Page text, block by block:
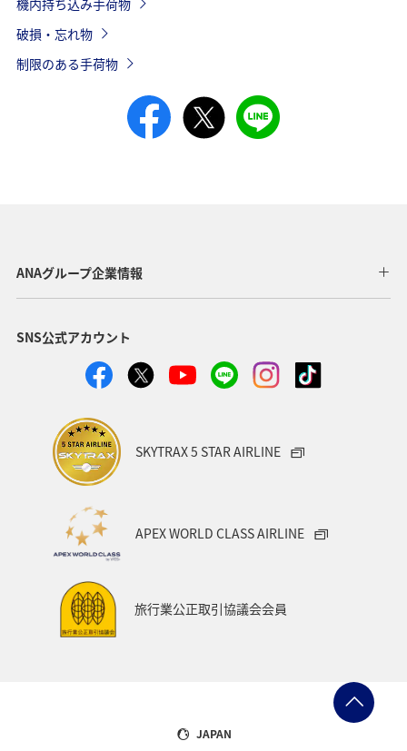
破損・忘れ物
制限のある手荷物
ANAグループ企業情報
SNS公式アカウント
SKYTRAX 5 STAR AIRLINE
APEX WORLD CLASS AIRLINE
旅行業公正取引協議会会員
JAPAN